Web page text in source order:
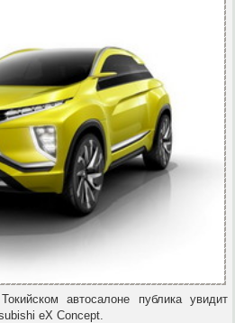
автосалоне публика увидит
eX Concept.